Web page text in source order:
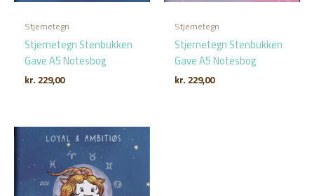
Stjernetegn
Stjernetegn Stenbukken
Gave A5 Notesbog
kr. 229,00
Stjernetegn
Stjernetegn Stenbukken
Gave A5 Notesbog
kr. 229,00